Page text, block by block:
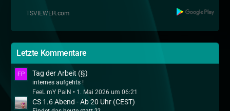
Letzte Kommentare
Tag der Arbeit (§)
internes aufgehts !
FeeL mY PaiN
1. Mai 2026 um 06:21
CS 1.6 Abend - Ab 20 Uhr (CEST)